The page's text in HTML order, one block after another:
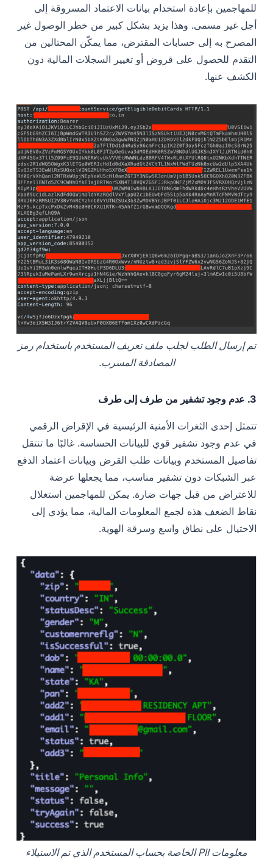
للمهاجمين بإعادة استخدام بيانات الاعتماد المسروقة إلى
أجل غير مسمى. وهذا يزيد بشكل كبير من خطر الوصول غير
المصرح به إلى حسابات المقترض، مما يمكّن المحتالين من
التقدم للحصول على قروض أو تغيير السجلات المالية دون
الكشف عنها.
تم إرسال الطلب لجلب ملف تعريف المستخدم باستخدام رمز
المصادقة المسرب.
3. عدم وجود تشفير من طرف إلى طرف
تتمثل إحدى الثغرات الأمنية الرئيسية في الإقراض الرقمي
في عدم وجود تشفير قوي للبيانات الحساسة. غالبًا ما تنتقل
تفاصيل المستخدم وبيانات طلب القرض وبيانات اعتماد الدفع
عبر الشبكات دون تشفير مناسب، مما يجعلها عرضة
للاعتراض من قبل جهات ضارة. يمكن للمهاجمين استغلال
نقاط الضعف هذه لجمع المعلومات المالية، مما يؤدي إلى
الاحتيال على نطاق واسع وسرقة الهوية.
معلومات PII الخاصة بحساب المستخدم الذي تم الاستيلاء